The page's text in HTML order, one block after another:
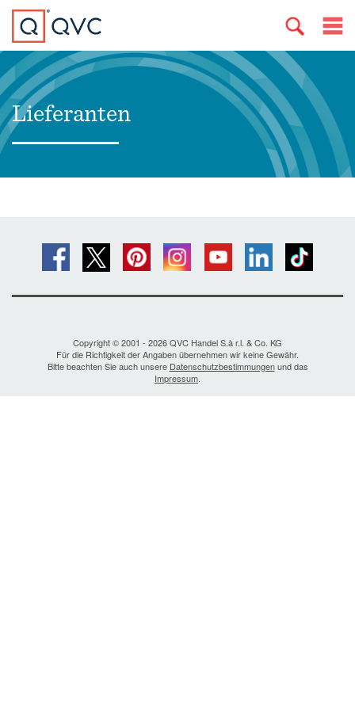
Lieferanten
Copyright © 2001 - 2026 QVC Handel S.à r.l. & Co. KG
Für die Richtigkeit der Angaben übernehmen wir keine Gewähr.
Bitte beachten Sie auch unsere Datenschutzbestimmungenund das
Impressum.